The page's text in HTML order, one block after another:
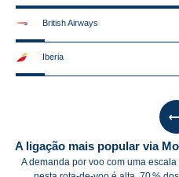
British Airways
Iberia
A ligação mais popular via
A demanda por voo com uma